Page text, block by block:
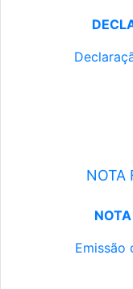
NOTA
Emissão